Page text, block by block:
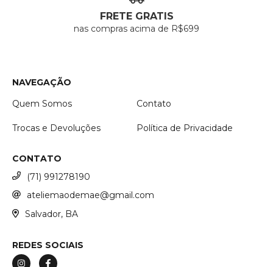
FRETE GRATIS
nas compras acima de R$699
NAVEGAÇÃO
Quem Somos
Contato
Trocas e Devoluções Política de Privacidade
CONTATO
(71) 991278190
ateliemaodemae@gmail.com
Salvador, BA
REDES SOCIAIS